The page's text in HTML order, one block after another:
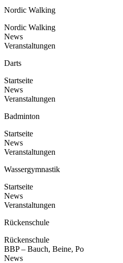
Nordic Walking
Nordic Walking
News
Veranstaltungen
Darts
Startseite
News
Veranstaltungen
Badminton
Startseite
News
Veranstaltungen
Wassergymnastik
Startseite
News
Veranstaltungen
Rückenschule
Rückenschule
BBP – Bauch, Beine, Po
News